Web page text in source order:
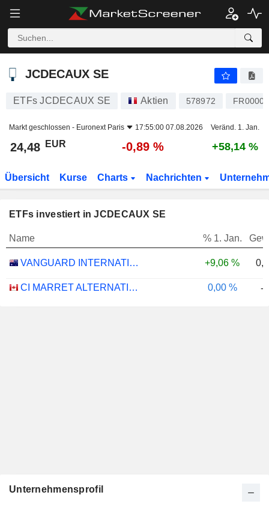
JCDECAUX SE
JCDECAUX SE
ETFs JCDECAUX SE Aktien 578972
Markt geschlossen - Euronext Paris 17:55:00 07.08.2026 Veränd. 1. Jan.
24,48 EUR -0,89 % +58,14 %
Übersicht Kurse Charts Nachrichten
ETFs investiert in JCDECAUX SE
Name % 1. Jan.
VANGUARD INTERNATIONAL EQUITY INDEX FUNDS - VANGUARD FTSE ALL-WORLD EX-US ETF +9,06 %
CI MARRET ALTERNATIVE ABSOLUTE RETURN BOND ETF - CAD 0,00 % -
Unternehmensprofil